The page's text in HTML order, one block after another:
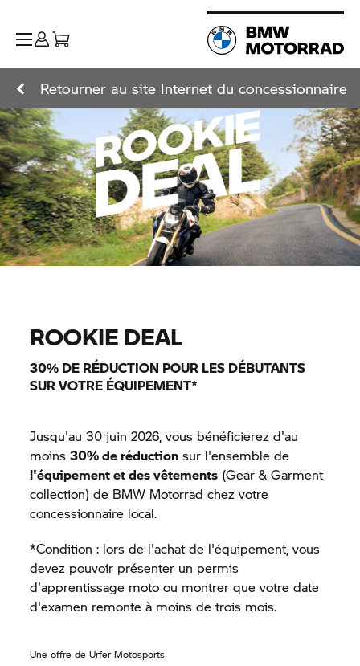
Retourner au site Internet du concessionnaire
ROOKIE DEAL
30% DE RÉDUCTION POUR LES DÉBUTANTS
SUR VOTRE ÉQUIPEMENT*
Jusqu'au 30 juin 2026, vous bénéficierez d'au
moins30% de réduction sur l'ensemble de
l'équipement et des vêtements (Gear & Garment
collection) de BMW Motorrad chez votre
concessionnaire local.
*Condition : lors de l'achat de l'équipement, vous
devez pouvoir présenter un permis
d'apprentissage moto ou montrer que votre date
d'examen remonte à moins de trois mois.
Une offre de Urfer Motosports